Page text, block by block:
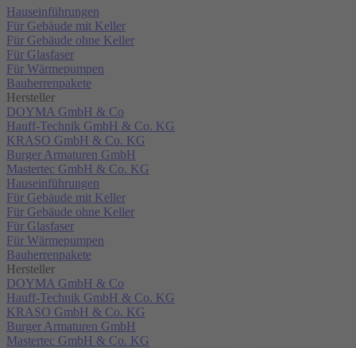
Hauseinführungen
Für Gebäude mit Keller
Für Gebäude ohne Keller
Für Glasfaser
Für Wärmepumpen
Bauherrenpakete
Hersteller
DOYMA GmbH & Co
Hauff-Technik GmbH & Co. KG
KRASO GmbH & Co. KG
Burger Armaturen GmbH
Mastertec GmbH & Co. KG
Hauseinführungen
Für Gebäude mit Keller
Für Gebäude ohne Keller
Für Glasfaser
Für Wärmepumpen
Bauherrenpakete
Hersteller
DOYMA GmbH & Co
Hauff-Technik GmbH & Co. KG
KRASO GmbH & Co. KG
Burger Armaturen GmbH
Mastertec GmbH & Co. KG